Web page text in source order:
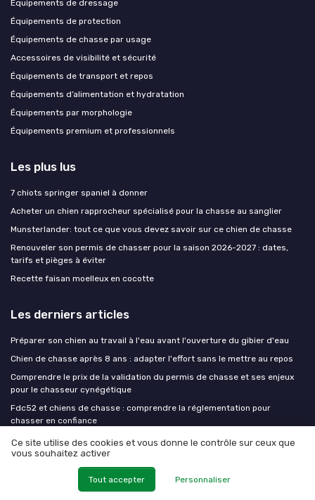
Équipements de dressage
Équipements de protection
Équipements de chasse par usage
Accessoires de visibilité et sécurité
Équipements de transport et repos
Équipements d’alimentation et hydratation
Équipements par morphologie
Équipements premium et professionnels
Les plus lus
7 chiots springer spaniel à donner
Acheter un chien rapprocheur spécialisé pour la chasse au sanglier
Munsterlander: tout ce que vous devez savoir sur ce chien de chasse
Renouveler son permis de chasser pour la saison 2026-2027 : dates,
tarifs et pièges à éviter
Recette faisan moelleux en cocotte
Les derniers articles
Préparer son chien au travail à l'eau avant l'ouverture du gibier d'eau
Chien de chasse après 8 ans : adapter l'effort sans le mettre au repos
Comprendre le prix de la validation du permis de chasse et ses enjeux
pour le chasseur cynégétique
Fdc52 et chiens de chasse : comprendre la réglementation pour
chasser en confiance
Reprendre le dressage après l'été : trois semaines pour retrouver le
niveau
Chien de chasse
Ce site utilise des cookies et vous donne le contrôle sur ceux que
vous souhaitez activer
Tout accepter Personnaliser